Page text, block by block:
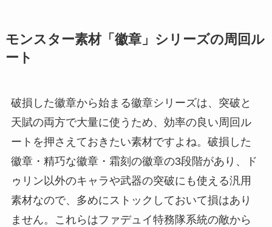
モンスター素材「徽章」シリーズの周回ル
ート
破損した徽章から始まる徽章シリーズは、突破と
天賦の両方で大量に使うため、効率の良い周回ル
ートを押さえておきたい素材ですよね。破損した
徽章・精巧な徽章・霜刻の徽章の3段階があり、ド
ゥリン以外のキャラや武器の突破にも使える汎用
素材なので、多めにストックしておいて損はあり
ません。これらはファデュイ特務隊系統の敵から